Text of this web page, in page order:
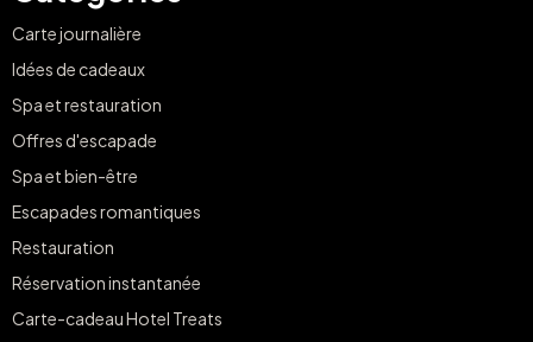
Carte journalière
Idées de cadeaux
Spa et restauration
Offres d'escapade
Spa et bien-être
Escapades romantiques
Restauration
Réservation instantanée
Carte-cadeau Hotel Treats